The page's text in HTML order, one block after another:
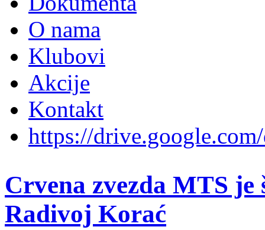
O nama
Klubovi
Akcije
Kontakt
https://
Crvena zvezda MTS
Radivoj Korać